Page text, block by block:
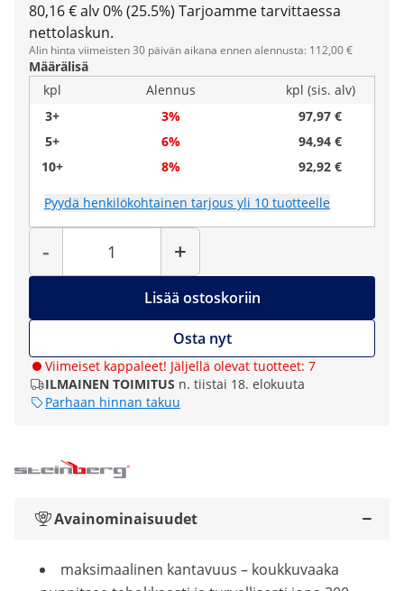
80,16 € alv 0% (25.5%) Tarjoamme tarvittaessa
nettolaskun.
Alin hinta viimeisten 30 päivän aikana ennen alennusta: 112,00 €
Määrälisä
kpl
Alennus
kpl (sis. alv)
3+
3%
97,97 €
5+
6%
94,94 €
10+
8% 92,92 €
Pyydä henkilökohtainen tarjous yli 10 tuotteelle
-
Määrä
+
Lisää ostoskoriin
Osta nyt
Viimeiset kappaleet! Jäljellä olevat tuotteet: 7
ILMAINEN TOIMITUS n. tiistai 18. elokuuta
Parhaan hinnan takuu
Avainominaisuudet
maksimaalinen kantavuus – koukkuvaaka